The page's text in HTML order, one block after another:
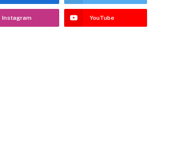
Instagram YouTube